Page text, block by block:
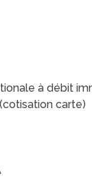
à débit
carte)